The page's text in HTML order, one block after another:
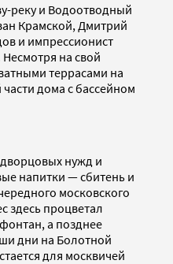
реку и Водоотводный
Крамской, Дмитрий
и импрессионист
на свой
террасами на
дома с бассейном
нужд и
напитки — сбитень и
московского
здесь процветал
а позднее
дни на Болотной
для москвичей